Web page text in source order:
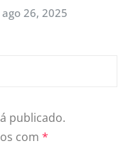
ago 26, 2025
publicado.
com *